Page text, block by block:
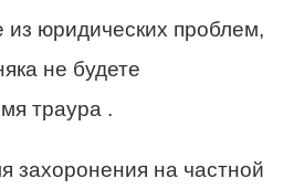
юридических проблем,
не будете
траура .
захоронения на частной